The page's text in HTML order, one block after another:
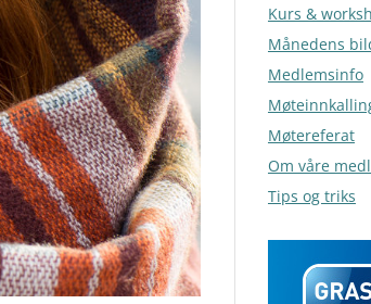
Kurs &
Månedens
Medlemsinfo
Møtereferat
Om våre
Tips og triks